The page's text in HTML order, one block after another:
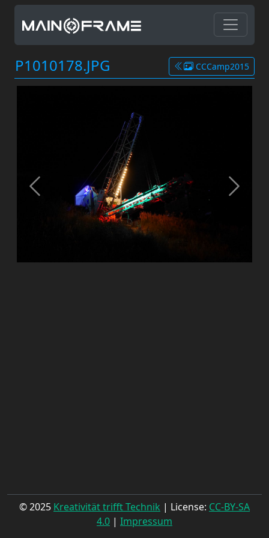
P1010178.JPG CCCamp2015
© 2025 Kreativität trifft Technik | License: CC-BY-SA
4.0 | Impressum